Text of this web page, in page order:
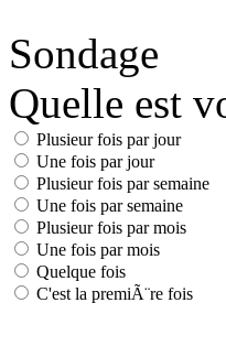
Sondage
Quelle est
Plusieur fois par jour
Une fois par jour
Plusieur fois par semaine
Une fois par semaine
Plusieur fois par mois
Une fois par mois
Quelque fois
C'est la premiÃ¨re fois